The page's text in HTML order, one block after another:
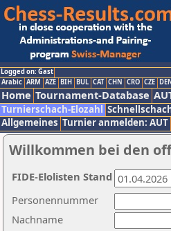
Logged on: Gast
Arabic ARM AZE BIH BUL CAT CHN CRO CZE
Home Tournament-Database
Turnierschach-Elozahl
Allgemeines Turnier anmelden: AUT
Willkommen bei den
Nachname
Personennummer
FIDE-Elolisten Stand